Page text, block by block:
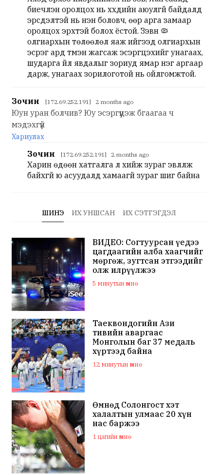
биечлэн оролцох нь хүүхдийн аюулгүй байдалд
эрсдэлтэй нь үнэн боловч, өөр арга замаар
оролцох эрхтэй болох ёстой. Зэвүүн 🦠
олгиархын төлөөлөл яаж ийгээд олгиархын
эсрэг ард түмэн жагсаж эсэргүүцэхийг унагаах,
шударга үйл явдалыг зориуд ямар нэг аргаар
дарж, унагаах зорилоготой нь ойлгомжтой.
Зочин [172.69.252.191] 2 months ago
Юун уран болчив? Юу эсэргүүцэж бгаагаа ч
мэдэхгүй
Хариулах
Зочин [172.69.252.191] 2 months ago
Харин өдөөн хатгалга л хийж зураг эвлүүлж
байхгүй юү асуудалд хамаагүй зураг шиг байна
ШИНЭ ИХ УНШСАН ИХ СЭТГЭГДЭЛ
ВИДЕО: Согтуурсан үедээ
цагдаагийн алба хаагчийг
мөргөж, зугтсан этгээдийг
олж илрүүлжээ
5 минутын өмнө
Таеквондогийн Ази
тивийн аваргаас
Монголын баг 37 медаль
хүртээд байна
12 минутын өмнө
Өмнөд Солонгост хэт
халалтын улмаас 20 хүн
нас баржээ
1 цагийн өмнө